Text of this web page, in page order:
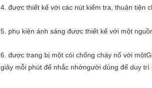
4. được thiết kế với các nút kiểm tra, thuận tiện
5. phụ kiện ánh sáng được thiết kế với một
6. được trang bị một còi chống cháy nổ với một
giây mỗi phút để nhắc nhởngười dùng để duy trì